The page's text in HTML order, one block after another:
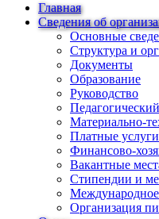
Главная
Сведения об
Основные
Структура и
Документы
Образование
Руководство
Материально-
Платные услуги
Финансово-
Вакантные
Стипендии и
Международное
Организация